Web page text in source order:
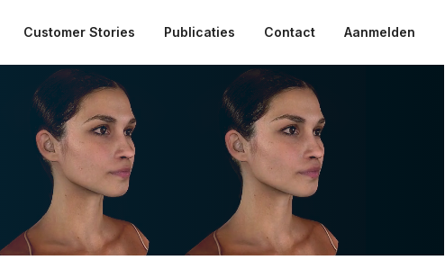
Customer Stories Publicaties Contact Aanmelden